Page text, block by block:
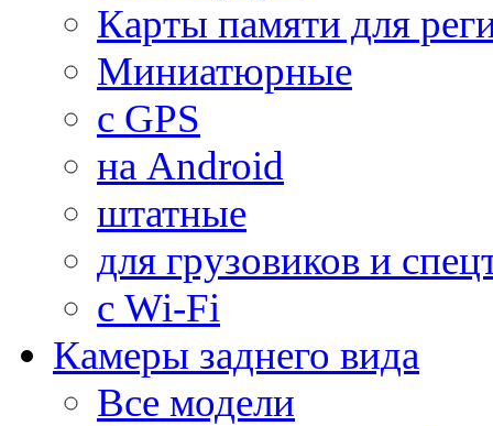
Карты памяти для
Миниатюрные
с GPS
на Android
штатные
для грузовиков и
с Wi-Fi
Камеры заднего вида
Все модели